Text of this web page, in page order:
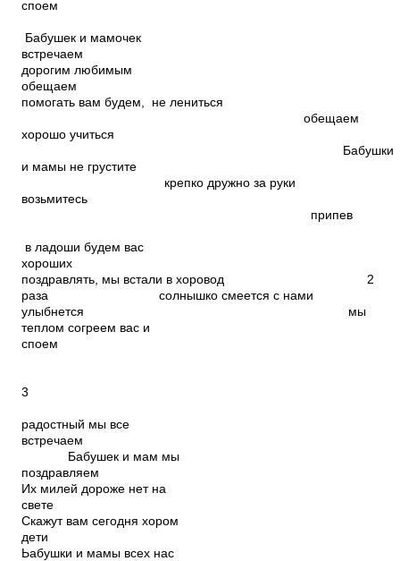
Бабушек и мамочек
встречаем
дорогим любимым
обещаем
помогать вам будем, не лениться
обещаем
хорошо учиться
Бабушки
и мамы не грустите
крепко дружно за руки
возьмитесь
припев
в ладоши будем вас
хороших
поздравлять, мы встали в хоровод 2
раза солнышко смеется с нами
улыбнется мы
теплом согреем вас и
3
радостный мы все
встречаем
Бабушек и мам мы
Их милей дороже нет на
свете
Скажут вам сегодня хором
дети
Ьабушки и мамы всех нас